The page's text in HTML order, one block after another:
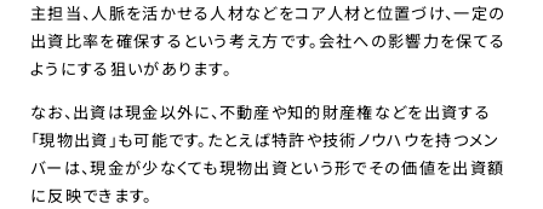
主担当、人脈を活かせる人材などをコア人材と位置づけ、一定の
出資比率を確保するという考え方です。会社への影響力を保てる
ようにする狙いがあります。
なお、出資は現金以外に、不動産や知的財産権などを出資する
「現物出資」も可能です。たとえば特許や技術ノウハウを持つメン
バーは、現金が少なくても現物出資という形でその価値を出資額
に反映できます。